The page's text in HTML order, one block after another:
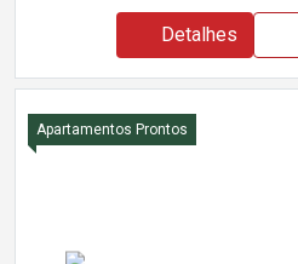
Detalhes
Apartamentos Prontos